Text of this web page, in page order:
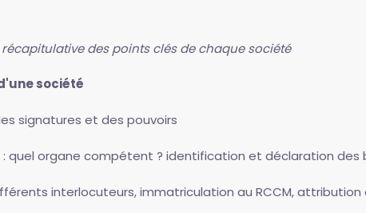
des points clés de chaque société
société
signatures et des pouvoirs
quel organe compétent ? identification et déclaration
interlocuteurs, immatriculation au RCCM,